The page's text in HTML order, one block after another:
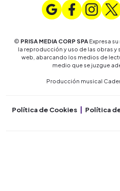
© PRISA MEDIA CORP SPA Expresa
la reproducción y uso de las obras
web, abarcando los medios de
medio que se juzgue
Producción musical
Política de Cookies Política